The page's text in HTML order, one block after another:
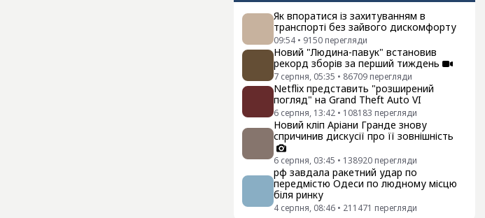
Як впоратися із захитуванням в
транспорті без зайвого дискомфорту
09:54 • 9150 перегляди
Новий "Людина-павук" встановив
рекорд зборів за перший тиждень
7 серпня, 05:35 • 86709 перегляди
Netflix представить "розширений
погляд" на Grand Theft Auto VI
6 серпня, 13:42 • 108183 перегляди
Новий кліп Аріани Гранде знову
спричинив дискусії про її зовнішність
6 серпня, 03:45 • 138920 перегляди
рф завдала ракетний удар по
передмістю Одеси по людному місцю
біля ринку
4 серпня, 08:46 • 211471 перегляди